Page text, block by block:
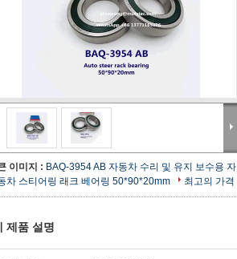
이미지 : BAQ-3954 AB 자동차 수리 및 유지 보수용 자
차 스티어링 래크 베어링 50*90*20mm
최고의 가격
제품 설명